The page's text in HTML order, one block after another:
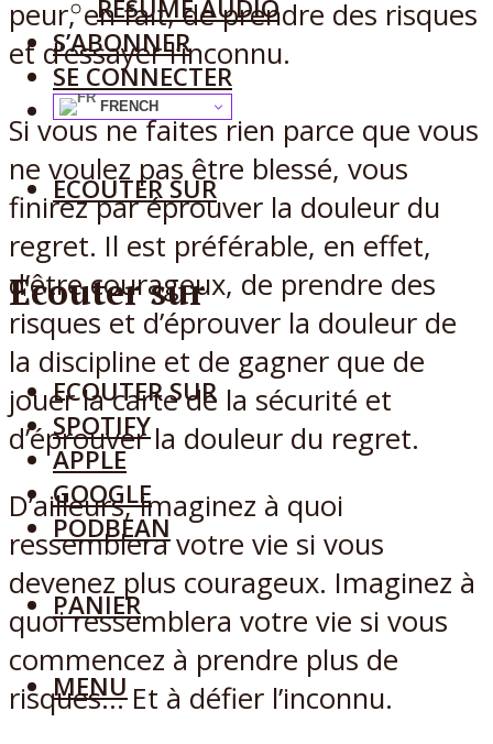
RÉSUMÉ AUDIO
S’ABONNER
SE CONNECTER
FRENCH
ECOUTER SUR
Ecouter sur
ECOUTER SUR
SPOTIFY
APPLE
GOOGLE
PODBEAN
PANIER
MENU
peur, en fait, de prendre des risques
et d’essayer l’inconnu.
Si vous ne faites rien parce que vous
ne voulez pas être blessé, vous
finirez par éprouver la douleur du
regret. Il est préférable, en effet,
d’être courageux, de prendre des
risques et d’éprouver la douleur de
la discipline et de gagner que de
jouer la carte de la sécurité et
d’éprouver la douleur du regret.
D’ailleurs, imaginez à quoi
ressemblera votre vie si vous
devenez plus courageux. Imaginez à
quoi ressemblera votre vie si vous
commencez à prendre plus de
risques… Et à défier l’inconnu.